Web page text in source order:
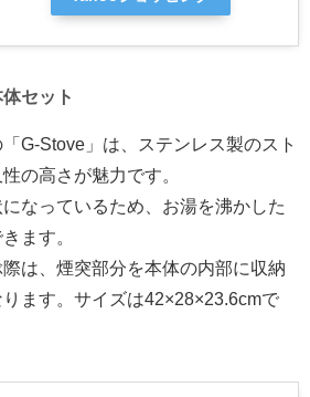
セット
G-Stove」は、ステンレス製のスト
の高さが魅力です。
なっているため、お湯を沸かした
ます。
は、煙突部分を本体の内部に収納
ます。サイズは42×28×23.6cmで